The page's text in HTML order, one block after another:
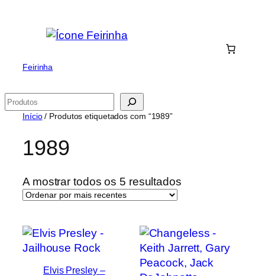
Feirinha
Pesquisar
Início/ Produtos etiquetados com “1989”
1989
A mostrar todos os 5 resultadosOrdenado
recentes
Elvis Presley –